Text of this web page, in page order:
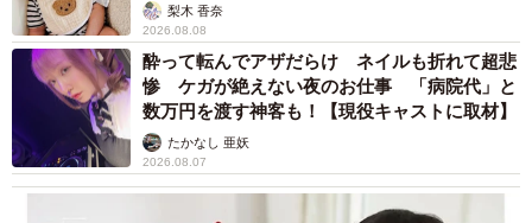
梨木 香奈
2026.08.08
酔って転んでアザだらけ ネイルも折れて超悲
惨 ケガが絶えない夜のお仕事 「病院代」と
数万円を渡す神客も！【現役キャストに取材】
たかなし 亜妖
2026.08.07